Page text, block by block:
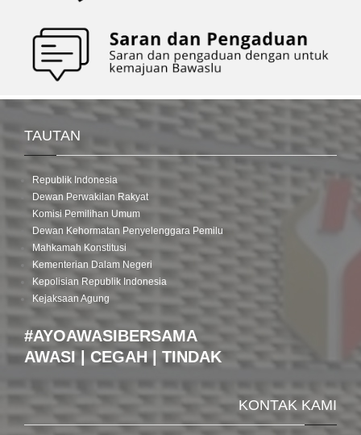
TAUTAN
Republik Indonesia
Dewan Perwakilan Rakyat
Komisi Pemilihan Umum
Dewan Kehormatan Penyelenggara Pemilu
Mahkamah Konstitusi
Kementerian Dalam Negeri
Kepolisian Republik Indonesia
Kejaksaan Agung
#AYOAWASIBERSAMA
AWASI | CEGAH | TINDAK
KONTAK KAMI